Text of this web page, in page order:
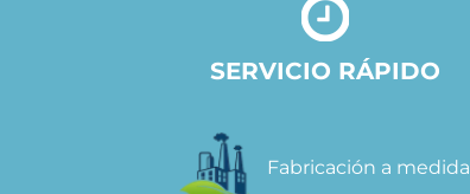
SERVICIO RÁPIDO
Fabricación a medida